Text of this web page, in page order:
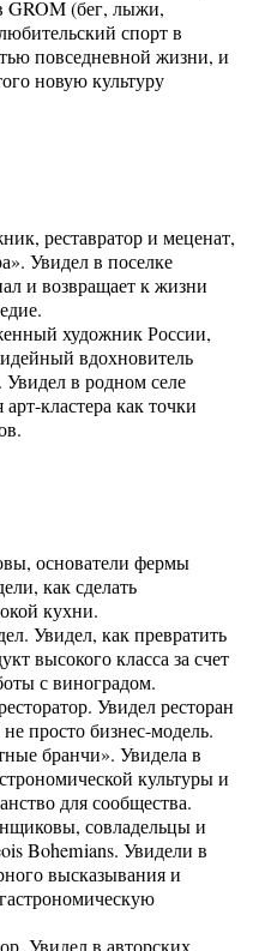
GROM (бег, лыжи,
спорт в
повседневной жизни, и
новую культуру
реставратор и меценат,
Увидел в поселке
и возвращает к жизни
художник России,
вдохновитель
в родном селе
кластера как точки
основатели фермы
как сделать
кухни.
Увидел, как превратить
высокого класса за счет
с виноградом.
Увидел ресторан
просто бизнес-модель.
бранчи». Увидела в
культуры и
для сообщества.
совладельцы и
Bohemians. Увидели в
высказывания и